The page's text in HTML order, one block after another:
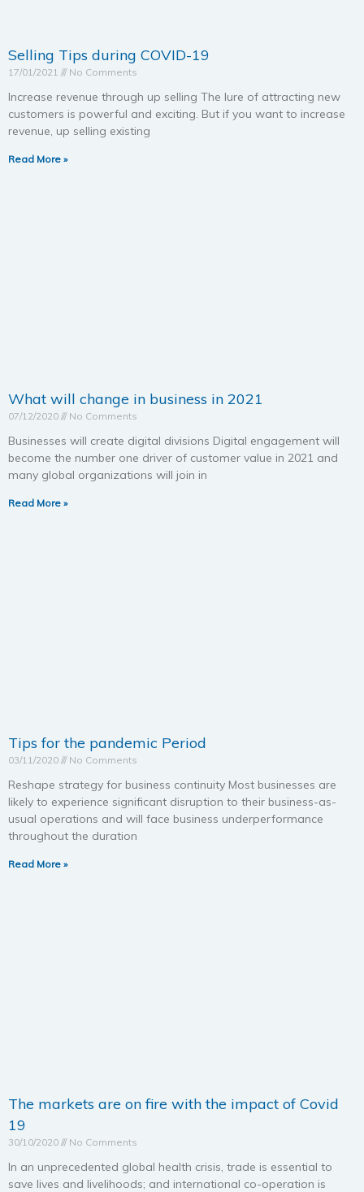
Selling Tips during COVID-19
17/01/2021 No Comments
Increase revenue through up selling The lure of attracting new
customers is powerful and exciting. But if you want to increase
revenue, up selling existing
Read More »
What will change in business in 2021
07/12/2020 No Comments
Businesses will create digital divisions Digital engagement will
become the number one driver of customer value in 2021 and
many global organizations will join in
Read More »
Tips for the pandemic Period
03/11/2020 No Comments
Reshape strategy for business continuity Most businesses are
likely to experience significant disruption to their business-as-
usual operations and will face business underperformance
throughout the duration
Read More »
The markets are on fire with the impact of Covid
19
30/10/2020 No Comments
In an unprecedented global health crisis, trade is essential to
save lives and livelihoods; and international co-operation is